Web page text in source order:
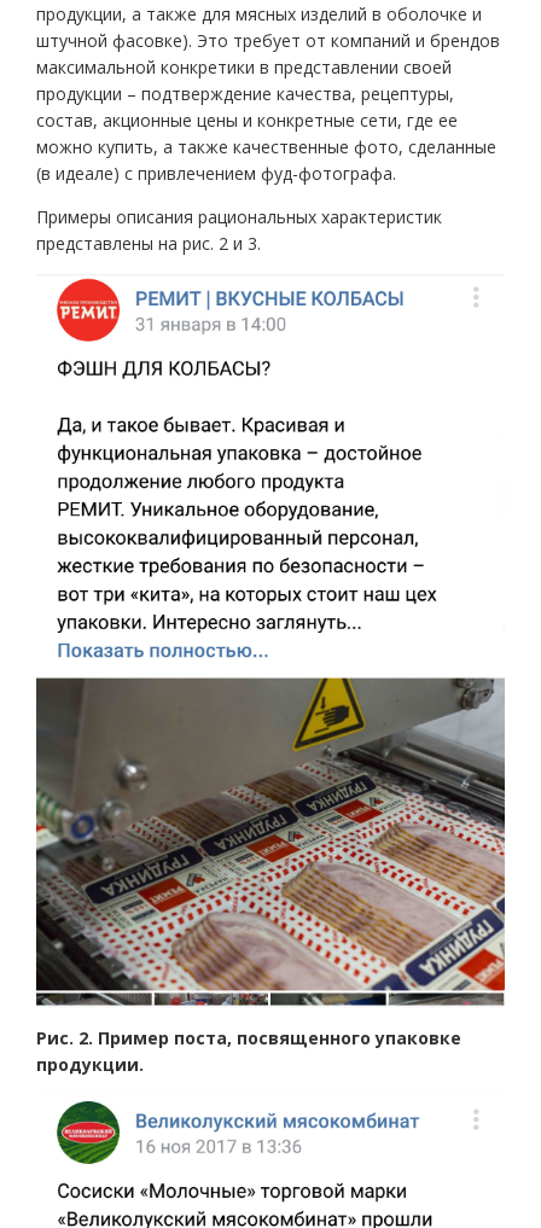
продукции, а также для мясных изделий в оболочке и
штучной фасовке). Это требует от компаний и брендов
максимальной конкретики в представлении своей
продукции – подтверждение качества, рецептуры,
состав, акционные цены и конкретные сети, где ее
можно купить, а также качественные фото, сделанные
(в идеале) с привлечением фуд-фотографа.
Примеры описания рациональных характеристик
представлены на рис. 2 и 3.
Рис. 2. Пример поста, посвященного упаковке
продукции.